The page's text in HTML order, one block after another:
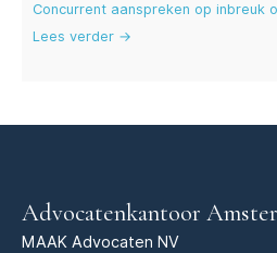
Concurrent aanspreken op inbreuk
Lees verder →
Advocatenkantoor
MAAK Advocaten NV